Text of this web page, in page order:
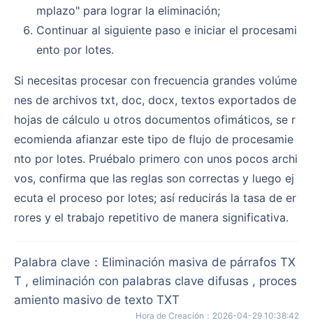
mplazo" para lograr la eliminación;
Continuar al siguiente paso e iniciar el procesami
ento por lotes.
Si necesitas procesar con frecuencia grandes volúme
nes de archivos txt, doc, docx, textos exportados de
hojas de cálculo u otros documentos ofimáticos, se r
ecomienda afianzar este tipo de flujo de procesamie
nto por lotes. Pruébalo primero con unos pocos archi
vos, confirma que las reglas son correctas y luego ej
ecuta el proceso por lotes; así reducirás la tasa de er
rores y el trabajo repetitivo de manera significativa.
Palabra clave ： Eliminación masiva de párrafos TX
T , eliminación con palabras clave difusas , proces
amiento masivo de texto TXT
Hora de Creación ： 2026-04-29 10:38:42